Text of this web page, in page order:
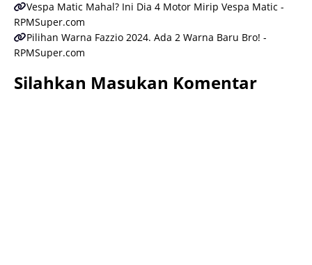
Vespa Matic Mahal? Ini Dia 4 Motor Mirip Vespa Matic -
RPMSuper.com
Pilihan Warna Fazzio 2024. Ada 2 Warna Baru Bro! -
RPMSuper.com
Silahkan Masukan Komentar